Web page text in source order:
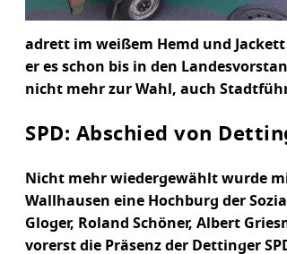
adrett im weißem Hemd und
er es schon bis in den
nicht mehr zur Wahl, auch
SPD: Abschied von
Nicht mehr wiedergewählt wurde
Wallhausen eine Hochburg der
Gloger, Roland Schöner, Albert
vorerst die Präsenz der Dettinger